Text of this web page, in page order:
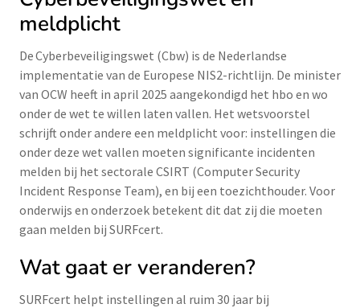
meldplicht
De Cyberbeveiligingswet (Cbw) is de Nederlandse
implementatie van de Europese NIS2-richtlijn. De minister
van OCW heeft in april 2025 aangekondigd het hbo en wo
onder de wet te willen laten vallen. Het wetsvoorstel
schrijft onder andere een meldplicht voor: instellingen die
onder deze wet vallen moeten significante incidenten
melden bij het sectorale CSIRT (Computer Security
Incident Response Team), en bij een toezichthouder. Voor
onderwijs en onderzoek betekent dit dat zij die moeten
gaan melden bij SURFcert.
Wat gaat er veranderen?
SURFcert helpt instellingen al ruim 30 jaar bij